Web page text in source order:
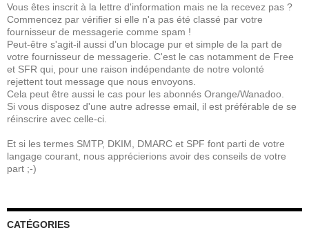
Vous êtes inscrit à la lettre d'information mais ne la recevez pas ?
Commencez par vérifier si elle n'a pas été classé par votre
fournisseur de messagerie comme spam !
Peut-être s'agit-il aussi d'un blocage pur et simple de la part de
votre fournisseur de messagerie. C'est le cas notamment de Free
et SFR qui, pour une raison indépendante de notre volonté
rejettent tout message que nous envoyons.
Cela peut être aussi le cas pour les abonnés Orange/Wanadoo.
Si vous disposez d'une autre adresse email, il est préférable de se
réinscrire avec celle-ci.
Et si les termes SMTP, DKIM, DMARC et SPF font parti de votre
langage courant, nous apprécierions avoir des conseils de votre
part ;-)
CATÉGORIES